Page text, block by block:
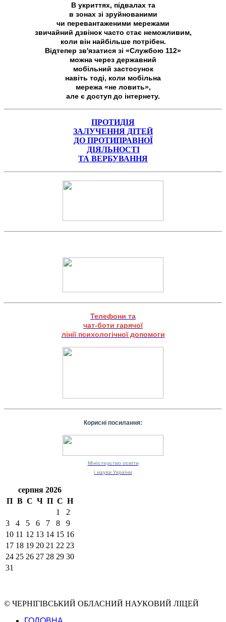
В укриттях, підвалах та
в зонах зі зруйнованими
чи перевантаженими мережами
звичайний дзвінок часто стає неможливим,
коли він найбільше потрібен.
Відтепер зв'язатися зі «Службою 112»
можна через державний
мобільний застосунок
навіть тоді, коли мобільна
мережа «не ловить»,
але є доступ до інтернету.
ПРОТИДІЯ
ЗАЛУЧЕННЯ ДІТЕЙ
ДО ПРОТИПРАВНОЇ
ДІЯЛЬНОСТІ
ТА ВЕРБУВАННЯ
Телефони та
чат-боти гарячої
лінії психологічної допомоги
Корисні посилання:
Міністерство освіти
і науки України
серпня 2026
П В С Ч П С Н
1
2
3
4 5 6 7 8
9
10 11 12 13 14 15 16
17 18 19 20 21 22 23
24 25 26 27 28 29 30
31
© ЧЕРНІГІВСЬКИЙ ОБЛАСНИЙ НАУКОВИЙ ЛІЦЕЙ